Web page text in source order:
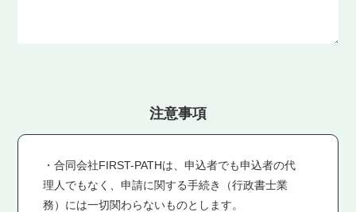
3人目
注意事項
・合同会社FIRST-PATHは、申込者でも申込者の代
理人でもなく、申請に関する手続き（行政書士業
務）には一切関わらないものとします。